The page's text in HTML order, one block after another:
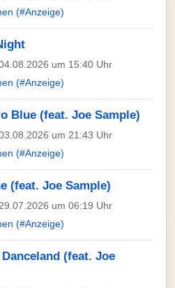
(#Anzeige)
um 15:40 Uhr
(#Anzeige)
Blue (feat. Joe Sample)
um 21:43 Uhr
(#Anzeige)
(feat. Joe Sample)
um 06:19 Uhr
(#Anzeige)
(feat. Joe